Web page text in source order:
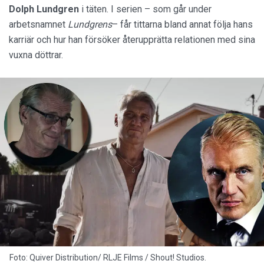
Dolph Lundgren i täten. I serien – som går under
arbetsnamnet Lundgrens– får tittarna bland annat följa hans
karriär och hur han försöker återupprätta relationen med sina
vuxna döttrar.
Foto: Quiver Distribution/ RLJE Films / Shout! Studios.